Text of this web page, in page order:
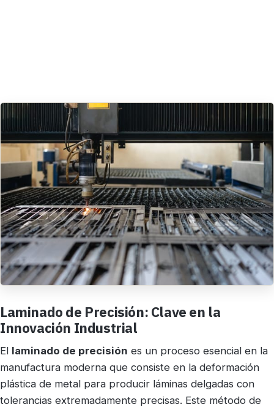
Laminado de Precisión: Clave en la
Innovación Industrial
El laminado de precisión es un proceso esencial en la
manufactura moderna que consiste en la deformación
plástica de metal para producir láminas delgadas con
tolerancias extremadamente precisas. Este método de